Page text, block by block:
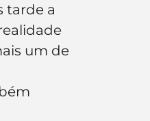
tarde a
um de